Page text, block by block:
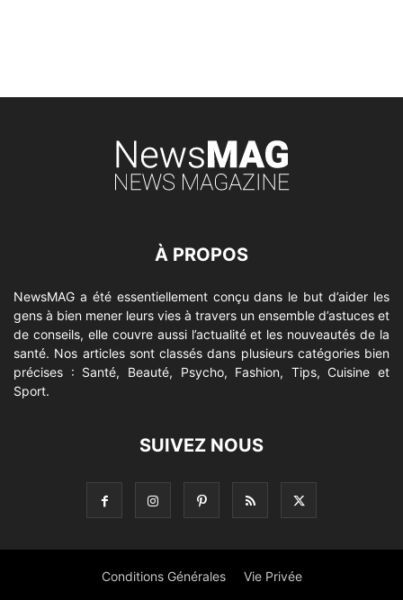
À PROPOS
NewsMAG a été essentiellement conçu dans le but d’aider les
gens à bien mener leurs vies à travers un ensemble d’astuces et
de conseils, elle couvre aussi l’actualité et les nouveautés de la
santé. Nos articles sont classés dans plusieurs catégories bien
précises : Santé, Beauté, Psycho, Fashion, Tips, Cuisine et
Sport.
SUIVEZ NOUS
Conditions Générales Vie Privée